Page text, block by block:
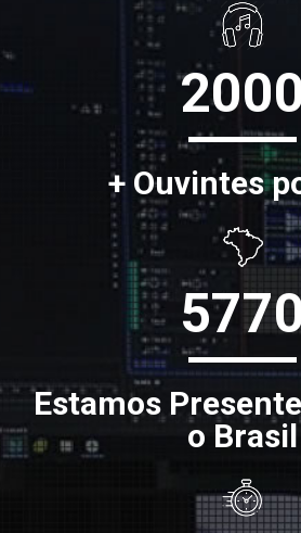
2000
+ Ouvintes
5770
Estamos
o Brasil